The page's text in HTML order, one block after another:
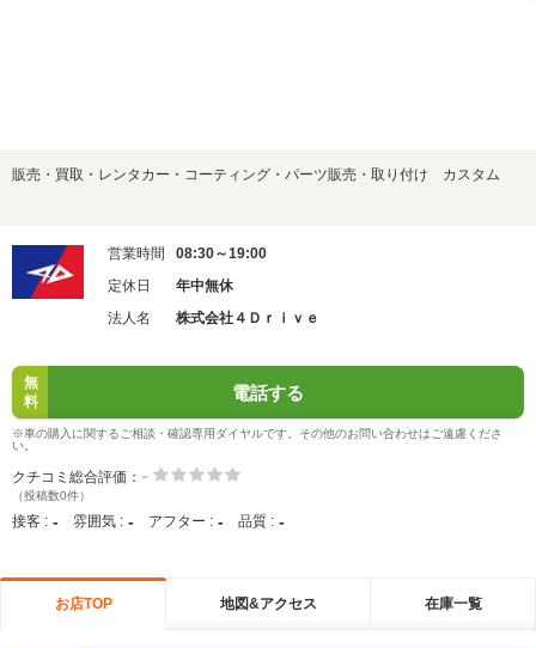
販売・買取・レンタカー・コーティング・パーツ販売・取り付け カスタム
営業時間
08:30～19:00
定休日
年中無休
法人名
株式会社４Ｄｒｉｖｅ
無
料
電話する
※車の購入に関するご相談・確認専用ダイヤルです。その他のお問い合わせはご遠慮くださ
い。
クチコミ総合評価： -
（投稿数0件）
接客 : - 雰囲気 : - アフター : - 品質 : -
お店TOP 地図&アクセス 在庫一覧